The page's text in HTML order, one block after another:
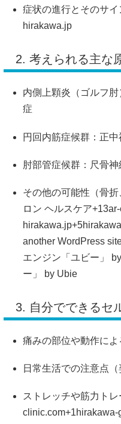
症状の進行とそのサイ
hirakawa.jp
2. 考えられる主な
内側上顆炎（ゴルフ
症
円回内筋症候群：正
肘部管症候群：尺骨
その他の可能性（骨折
ロン ヘルスケア+13
hirakawa.jp+5
another WordPress
エンジン「ユビー」
ー」 by Ubie
3. 自分でできるセ
痛みの部位や動作に
日常生活での注意点（
ストレッチや筋力ト
clinic.com+1hirakawa-